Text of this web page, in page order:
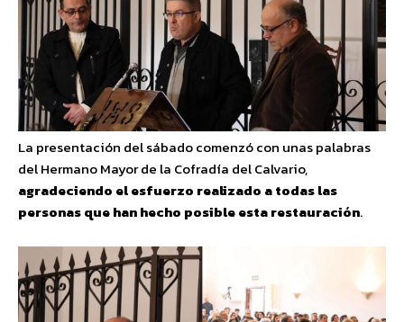
La presentación del sábado comenzó con unas palabras
del Hermano Mayor de la Cofradía del Calvario,
agradeciendo el esfuerzo realizado a todas las
personas que han hecho posible esta restauración.